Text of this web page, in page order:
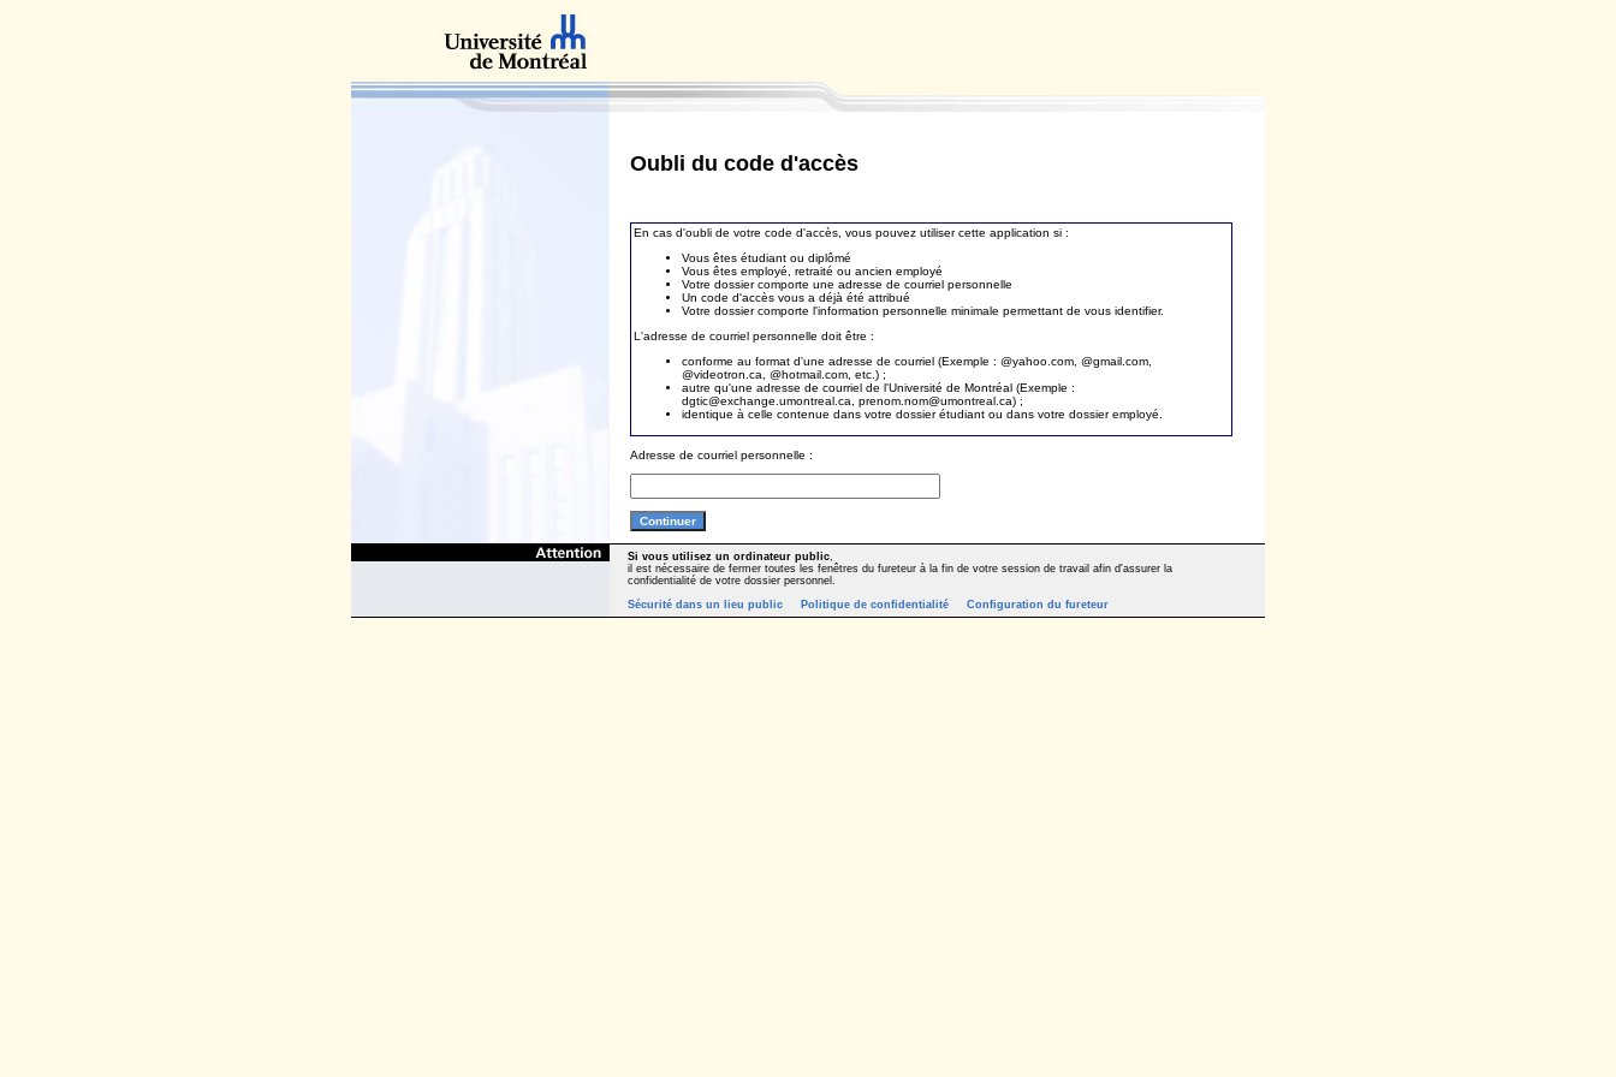
Oubli du code d'accès
En cas d'oubli de votre code d'accès, vous pouvez utiliser cette application si :
Vous êtes étudiant ou diplômé
Vous êtes employé, retraité ou ancien employé
Votre dossier comporte une adresse de courriel personnelle
Un code d'accès vous a déjà été attribué
Votre dossier comporte l'information personnelle minimale permettant de vous identifier.
L'adresse de courriel personnelle doit être :
conforme au format d'une adresse de courriel (Exemple : @yahoo.com, @gmail.com,
@videotron.ca, @hotmail.com, etc.) ;
autre qu'une adresse de courriel de l'Université de Montréal (Exemple :
dgtic@exchange.umontreal.ca, prenom.nom@umontreal.ca) ;
identique à celle contenue dans votre dossier étudiant ou dans votre dossier employé.
Adresse de courriel personnelle :
Si vous utilisez un ordinateur public,
il est nécessaire de fermer toutes les fenêtres du fureteur à la fin de votre session de travail afin d'assurer la
confidentialité de votre dossier personnel.
Sécurité dans un lieu public
Politique de confidentialité Configuration du fureteur